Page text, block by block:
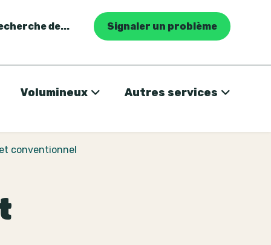
de... Signaler un problème
Volumineux Autres services
conventionnel